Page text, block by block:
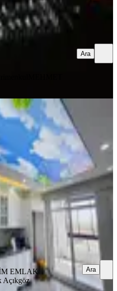
Ara
Satılık Lina
Çıkmış 3+1 Daire
Mahallesi
5. Kat·31.07.2026
Timur Selçuk Açıkgöz
EMLAK
Açıkgöz
Ara